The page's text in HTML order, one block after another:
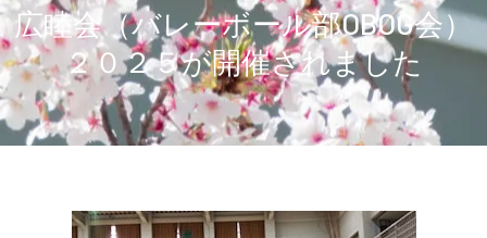
キ
ッ
プ
広睦会（バレーボール部OBOG会）
２０２５が開催されました